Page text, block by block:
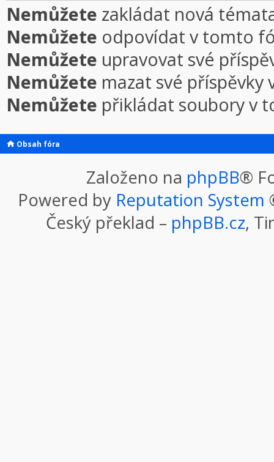
Nemůžete zakládat nová
Nemůžete odpovídat v tomto
Nemůžete upravovat své
Nemůžete mazat své
Nemůžete přikládat soubory v
Obsah fóra
Založeno na phpBB®
Powered by Reputation System
Český překlad – phpBB.cz,